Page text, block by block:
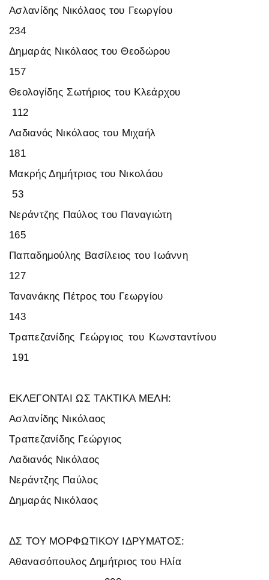
Ασλανίδης Νικόλαος του Γεωργίου
234
Δημαράς Νικόλαος του Θεοδώρου
157
Θεολογίδης Σωτήριος του Κλεάρχου
112
Λαδιανός Νικόλαος του Μιχαήλ
181
Μακρής Δημήτριος του Νικολάου
53
Νεράντζης Παύλος του Παναγιώτη
165
Παπαδημούλης Βασίλειος του Ιωάννη
127
Τανανάκης Πέτρος του Γεωργίου
143
Τραπεζανίδης Γεώργιος του Κωνσταντίνου
191
ΕΚΛΕΓΟΝΤΑΙ ΩΣ ΤΑΚΤΙΚΑ ΜΕΛΗ:
Ασλανίδης Νικόλαος
Τραπεζανίδης Γεώργιος
Λαδιανός Νικόλαος
Νεράντζης Παύλος
Δημαράς Νικόλαος
ΔΣ ΤΟΥ ΜΟΡΦΩΤΙΚΟΥ ΙΔΡΥΜΑΤΟΣ:
Αθανασόπουλος Δημήτριος του Ηλία